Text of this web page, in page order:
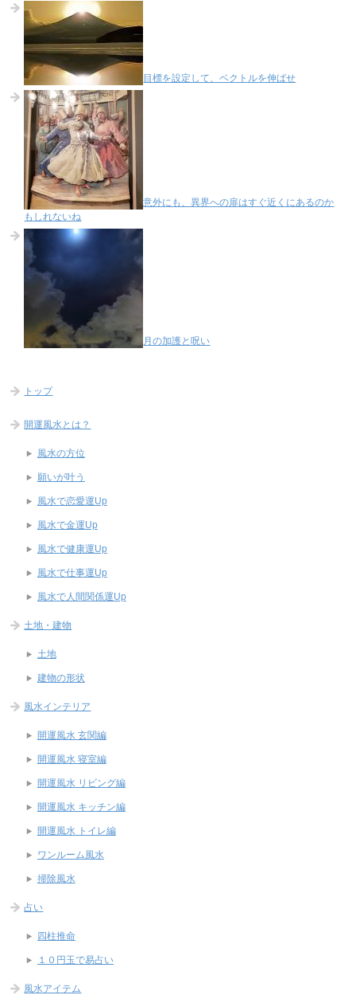
目標を設定して、ベクトルを伸ばせ
意外にも、異界への扉はすぐ近くにあるのか
もしれないね
月の加護と呪い
トップ
開運風水とは？
風水の方位
願いが叶う
風水で恋愛運Up
風水で金運Up
風水で健康運Up
風水で仕事運Up
風水で人間関係運Up
土地・建物
土地
建物の形状
風水インテリア
開運風水 玄関編
開運風水 寝室編
開運風水 リビング編
開運風水 キッチン編
開運風水 トイレ編
ワンルーム風水
掃除風水
占い
四柱推命
１０円玉で易占い
風水アイテム